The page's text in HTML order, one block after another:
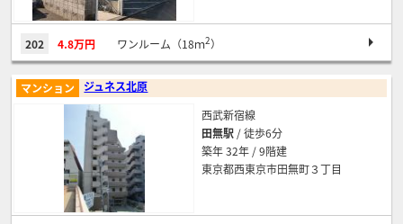
202 4.8万円 ワンルーム（18ｍ2）
ジュネス北原
マンション
西武新宿線
田無駅 / 徒歩6分
築年 32年 / 9階建
東京都西東京市田無町３丁目